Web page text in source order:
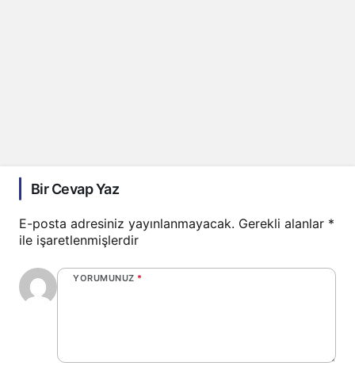
Bir Cevap Yaz
E-posta adresiniz yayınlanmayacak. Gerekli alanlar *
ile işaretlenmişlerdir
YORUMUNUZ *